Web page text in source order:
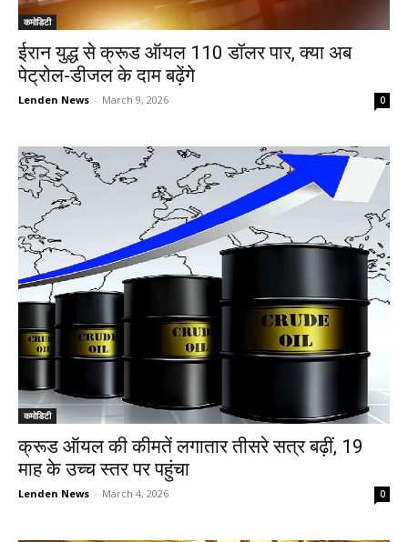
कमोडिटी
ईरान युद्ध से क्रूड ऑयल 110 डॉलर पार, क्या अब
पेट्रोल-डीजल के दाम बढ़ेंगे
Lenden News - March 9, 2026 0
कमोडिटी
क्रूड ऑयल की कीमतें लगातार तीसरे सत्र बढ़ीं, 19
माह के उच्च स्तर पर पहुंचा
Lenden News - March 4, 2026 0